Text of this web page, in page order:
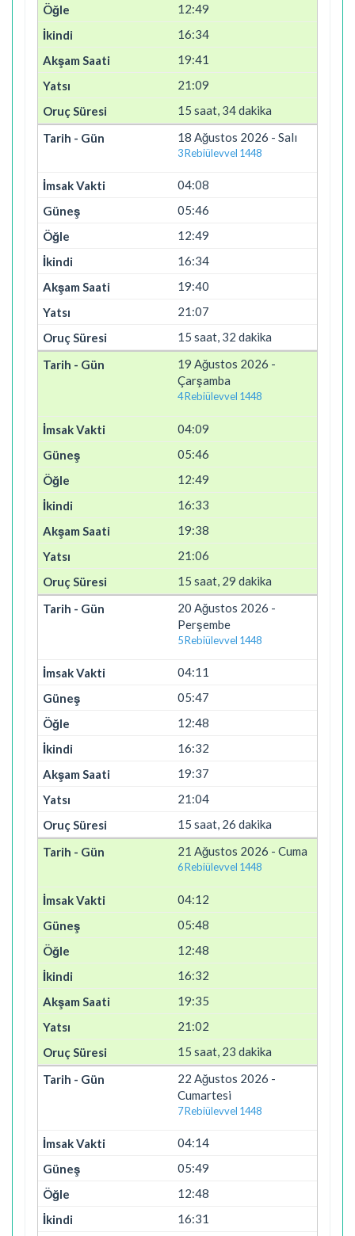
12:49
16:34
19:41
21:09
15 saat, 34 dakika
18 Ağustos 2026 - Salı
3 Rebiülevvel 1448
04:08
05:46
12:49
16:34
19:40
21:07
15 saat, 32 dakika
19 Ağustos 2026 -
Çarşamba
4 Rebiülevvel 1448
04:09
05:46
12:49
16:33
19:38
21:06
15 saat, 29 dakika
20 Ağustos 2026 -
Perşembe
5 Rebiülevvel 1448
04:11
05:47
12:48
16:32
19:37
21:04
15 saat, 26 dakika
21 Ağustos 2026 - Cuma
6 Rebiülevvel 1448
04:12
05:48
12:48
16:32
19:35
21:02
15 saat, 23 dakika
22 Ağustos 2026 -
Cumartesi
7 Rebiülevvel 1448
04:14
05:49
12:48
16:31